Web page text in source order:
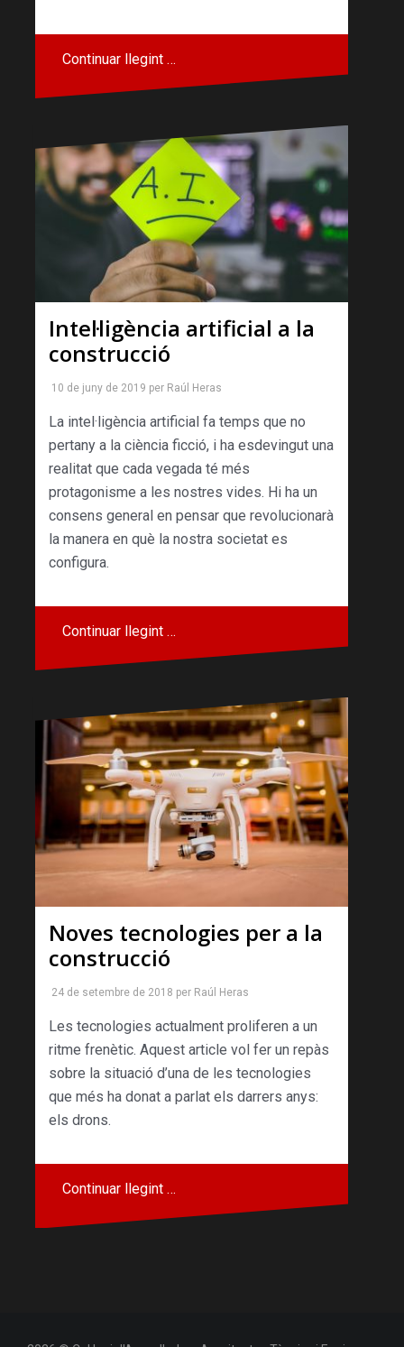
Continuar llegint …
Intel·ligència artificial a la
construcció
10 de juny de 2019 per Raúl Heras
La intel·ligència artificial fa temps que no
pertany a la ciència ficció, i ha esdevingut una
realitat que cada vegada té més
protagonisme a les nostres vides. Hi ha un
consens general en pensar que revolucionarà
la manera en què la nostra societat es
configura.
Continuar llegint …
Noves tecnologies per a la
construcció
24 de setembre de 2018 per Raúl Heras
Les tecnologies actualment proliferen a un
ritme frenètic. Aquest article vol fer un repàs
sobre la situació d’una de les tecnologies
que més ha donat a parlat els darrers anys:
els drons.
Continuar llegint …